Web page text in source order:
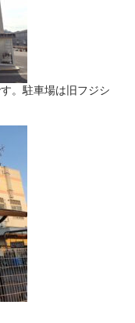
。駐車場は旧フジシ